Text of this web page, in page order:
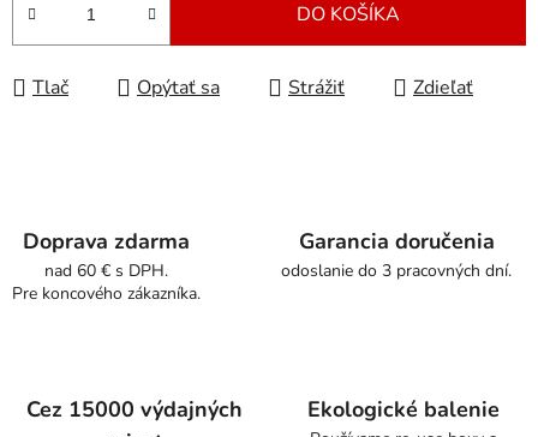
DO KOŠÍKA
Tlač Opýtať sa Strážiť Zdieľať
Doprava zdarma
nad 60 € s DPH.
Pre koncového zákazníka.
Garancia doručenia
odoslanie do 3 pracovných dní.
Cez 15000 výdajných
Ekologické balenie